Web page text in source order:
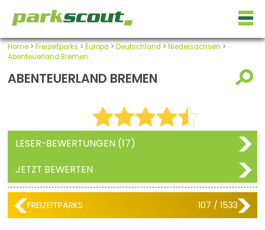
Home> Freizeitparks > Europa > Deutschland > Niedersachsen >
Abenteuerland Bremen
ABENTEUERLAND BREMEN
LESER-BEWERTUNGEN (17)
JETZT BEWERTEN
FREIZEITPARKS 107 / 1533